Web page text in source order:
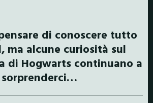
di conoscere tutto
ma alcune curiosità sul
di Hogwarts continuano a
sorprenderci…